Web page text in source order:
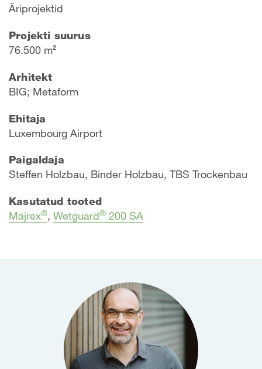
Äriprojektid
Projekti suurus
76.500 m²
Arhitekt
BIG; Metaform
Ehitaja
Luxembourg Airport
Paigaldaja
Steffen Holzbau, Binder Holzbau, TBS Trockenbau
Kasutatud tooted
Majrex®, Wetguard® 200 SA